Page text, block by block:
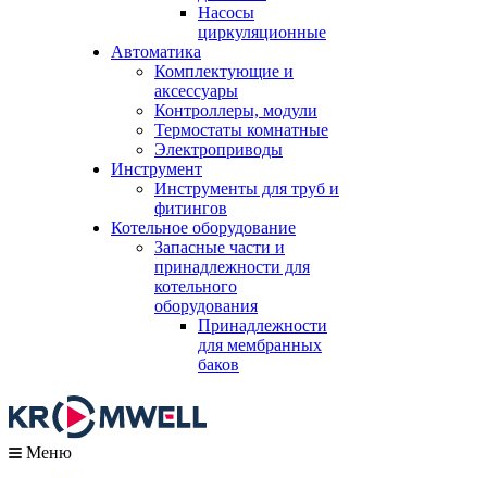
Насосы
циркуляционные
Автоматика
Комплектующие и
аксессуары
Контроллеры, модули
Термостаты комнатные
Электроприводы
Инструмент
Инструменты для труб и
фитингов
Котельное оборудование
Запасные части и
принадлежности для
котельного
оборудования
Принадлежности
для мембранных
баков
Меню